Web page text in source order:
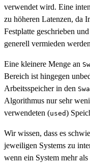
verwendet wird. Eine
zu höheren Latenzen, da
Festplatte geschrieben
generell vermieden
Eine kleinere Menge an
Bereich ist hingegen
Arbeitsspeicher in den
Algorithmus nur sehr
verwendeten (used)
Wir wissen, dass es
jeweiligen Systems zu
wenn ein System mehr